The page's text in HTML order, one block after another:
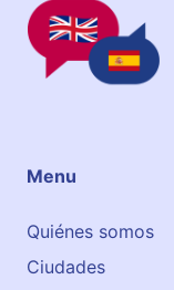
Menu
Quiénes somos
Ciudades